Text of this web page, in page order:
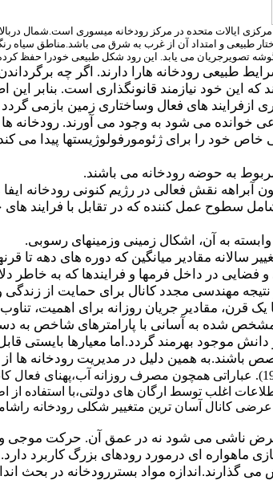
طبیعی و امتداد آن از غرب به شرق می باشد.مناطق سیاه
تصویرجریان می یابد. این رود شکل طبیعی خودرا حفظ
طبیعی رودخانه هارا دارند. اگر چه
که این خود نیازمند قانونگذاری است. بنابر
های فعال وساختاری زمین بازمی
خوانده می شود به وجود می آورند. رودخانه
خود را برای ژئومورفولوژیستها پیدا می
مربوط به حوضه رودخانه می باشند.
سطوح عمل کننده که در تقابل با فرایند های
به آن، اشکال زمینی وزمینهای رسوبی.
سالانه مقادیر میانگین که دوره های دهه تا
در داخل فرمها و فرایندها که به خاطر
مهندسی مجدد کانال برای حمایت از زندگی
قرن، مقادیر جریان روزانه برای اهمیت،
شده به آسانی با پارامترهای شاخص به
موجود بهرمند گردد.اما معیارها بایستی
باشند.به همین دلیل در مدیریت رودخانه ها
، ‌1994). عباراتی همچون مصرف روزانه آب،پهنای
اغلب توسط ارگان های دولتی،با استفاده از
عرضی کانال آسان ترین متغییر شکلی رودخانه
ناشی می شود نه در عمق آن. حرکت موجی
ای درمورد رودهای بزرگ کاربرد
گذارند.اندازه مواد بستررودخانه در بحث